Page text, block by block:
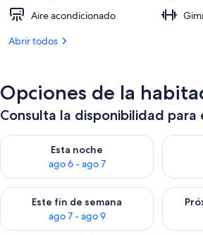
Aire acondicionado
Abrir todos
Opciones de la
Consulta la disponibilidad para
Esta noche
ago 6 - ago 7
Consulta la disponibilidad para esta
Este fin de semana
ago 7 - ago 9
Consulta la disponibilidad para este fin